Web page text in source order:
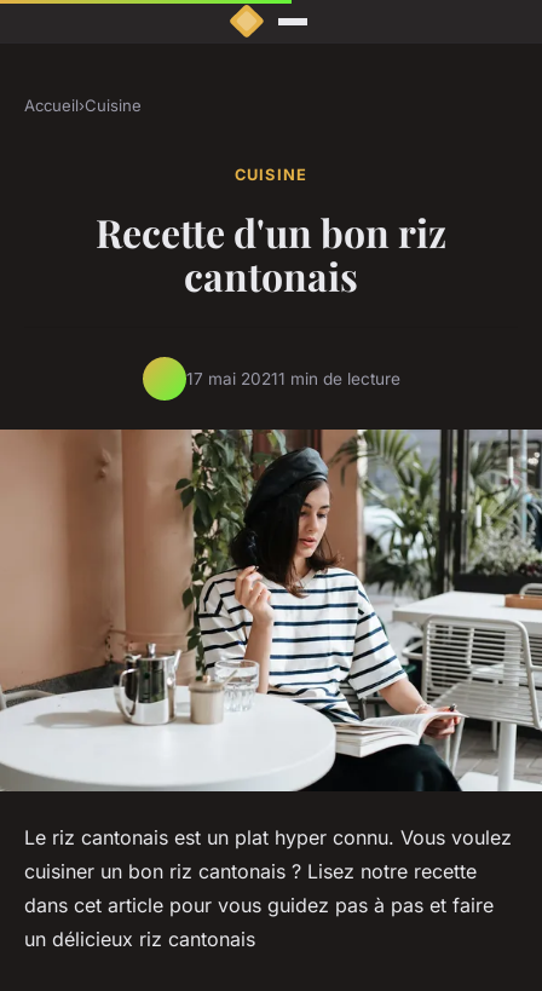
Accueil›Cuisine
CUISINE
Recette d'un bon riz
cantonais
17 mai 20211 min de lecture
Le riz cantonais est un plat hyper connu. Vous voulez
cuisiner un bon riz cantonais ? Lisez notre recette
dans cet article pour vous guidez pas à pas et faire
un délicieux riz cantonais